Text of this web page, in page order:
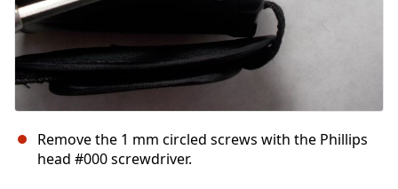
Remove the 1 mm circled screws with the Phillips
head #000 screwdriver.